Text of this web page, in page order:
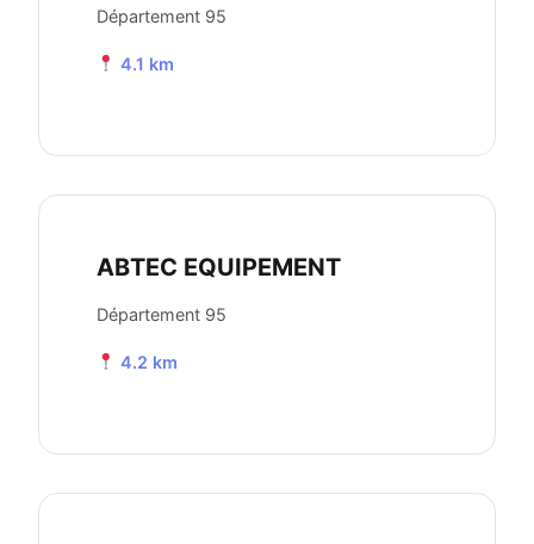
Département 95
4.1 km
ABTEC EQUIPEMENT
Département 95
4.2 km